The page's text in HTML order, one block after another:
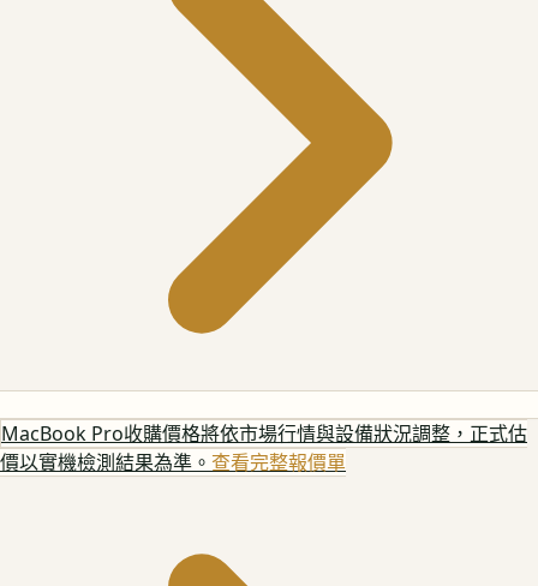
MacBook Pro收購價格將依市場行情與設備狀況調整，正式估
價以實機檢測結果為準。 查看完整報價單